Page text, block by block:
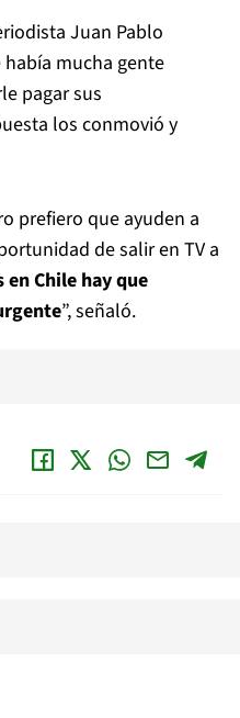
Juan Pablo
mucha gente
pagar sus
los conmovió y
prefiero que ayuden a
de salir en TV a
en Chile hay que
”, señaló.